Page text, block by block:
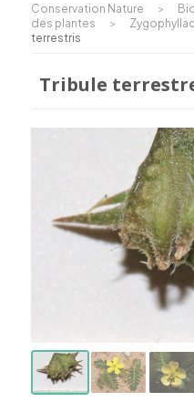
Conservation Nature >
des plantes
>
terrestris
Tribule